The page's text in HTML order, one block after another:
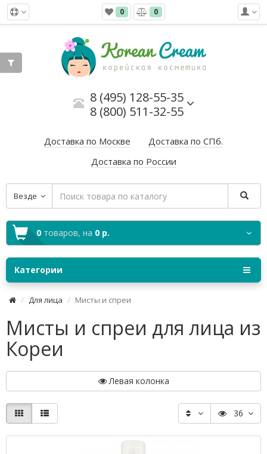
0 0
8 (495) 128-55-35
8 (800) 511-32-55
Доставка по Москве
Доставка по СПб.
Доставка по России
Везде
0 товаров, на 0 р.
Категории
Для лица Мисты и спреи
Мисты и спреи для лица из
Кореи
Левая колонка
36